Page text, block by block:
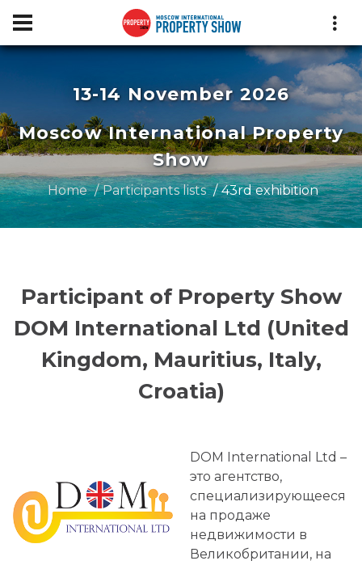
13-14 November 2026
Moscow International Property
Show
Home Participants lists 43rd exhibition
Participant of Property Show
DOM International Ltd (United
Kingdom, Mauritius, Italy,
Croatia)
DOM International Ltd –
это агентство,
специализирующееся
на продаже
недвижимости в
Великобритании, на